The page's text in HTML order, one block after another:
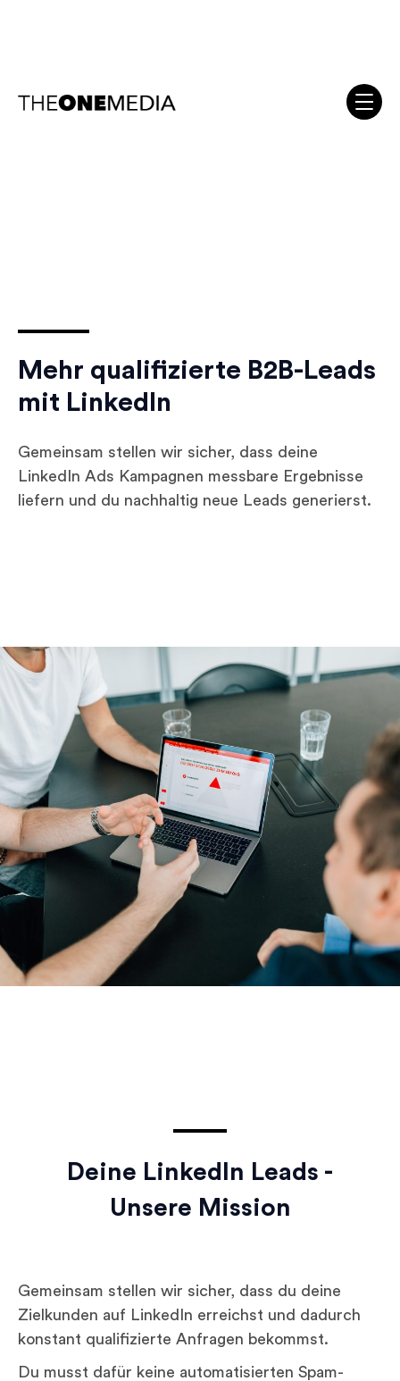
Mehr qualifizierte B2B-Leads
mit LinkedIn
Gemeinsam stellen wir sicher, dass deine
LinkedIn Ads Kampagnen messbare Ergebnisse
liefern und du nachhaltig neue Leads generierst.
Deine LinkedIn Leads -
Unsere Mission
Gemeinsam stellen wir sicher, dass du deine
Zielkunden auf LinkedIn erreichst und dadurch
konstant qualifizierte Anfragen bekommst.
Du musst dafür keine automatisierten Spam-